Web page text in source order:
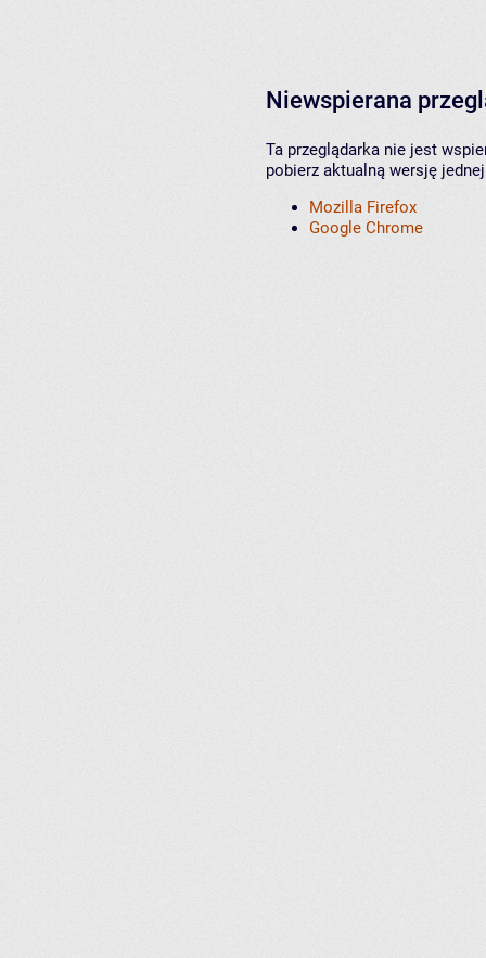
Niewspierana
Ta przeglądarka nie jest
pobierz aktualną wersję
Mozilla Firefox
Google Chrome